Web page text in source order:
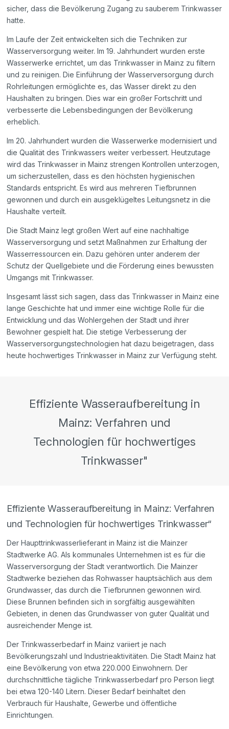
sicher, dass die Bevölkerung Zugang zu sauberem Trinkwasser
hatte.
Im Laufe der Zeit entwickelten sich die Techniken zur
Wasserversorgung weiter. Im 19. Jahrhundert wurden erste
Wasserwerke errichtet, um das Trinkwasser in Mainz zu filtern
und zu reinigen. Die Einführung der Wasserversorgung durch
Rohrleitungen ermöglichte es, das Wasser direkt zu den
Haushalten zu bringen. Dies war ein großer Fortschritt und
verbesserte die Lebensbedingungen der Bevölkerung
erheblich.
Im 20. Jahrhundert wurden die Wasserwerke modernisiert und
die Qualität des Trinkwassers weiter verbessert. Heutzutage
wird das Trinkwasser in Mainz strengen Kontrollen unterzogen,
um sicherzustellen, dass es den höchsten hygienischen
Standards entspricht. Es wird aus mehreren Tiefbrunnen
gewonnen und durch ein ausgeklügeltes Leitungsnetz in die
Haushalte verteilt.
Die Stadt Mainz legt großen Wert auf eine nachhaltige
Wasserversorgung und setzt Maßnahmen zur Erhaltung der
Wasserressourcen ein. Dazu gehören unter anderem der
Schutz der Quellgebiete und die Förderung eines bewussten
Umgangs mit Trinkwasser.
Insgesamt lässt sich sagen, dass das Trinkwasser in Mainz eine
lange Geschichte hat und immer eine wichtige Rolle für die
Entwicklung und das Wohlergehen der Stadt und ihrer
Bewohner gespielt hat. Die stetige Verbesserung der
Wasserversorgungstechnologien hat dazu beigetragen, dass
heute hochwertiges Trinkwasser in Mainz zur Verfügung steht.
Effiziente Wasseraufbereitung in
Mainz: Verfahren und
Technologien für hochwertiges
Trinkwasser"
Effiziente Wasseraufbereitung in Mainz: Verfahren
und Technologien für hochwertiges Trinkwasser“
Der Haupttrinkwasserlieferant in Mainz ist die Mainzer
Stadtwerke AG. Als kommunales Unternehmen ist es für die
Wasserversorgung der Stadt verantwortlich. Die Mainzer
Stadtwerke beziehen das Rohwasser hauptsächlich aus dem
Grundwasser, das durch die Tiefbrunnen gewonnen wird.
Diese Brunnen befinden sich in sorgfältig ausgewählten
Gebieten, in denen das Grundwasser von guter Qualität und
ausreichender Menge ist.
Der Trinkwasserbedarf in Mainz variiert je nach
Bevölkerungszahl und Industrieaktivitäten. Die Stadt Mainz hat
eine Bevölkerung von etwa 220.000 Einwohnern. Der
durchschnittliche tägliche Trinkwasserbedarf pro Person liegt
bei etwa 120-140 Litern. Dieser Bedarf beinhaltet den
Verbrauch für Haushalte, Gewerbe und öffentliche
Einrichtungen.